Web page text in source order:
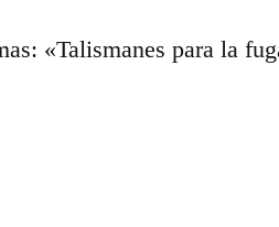
«Talismanes para la